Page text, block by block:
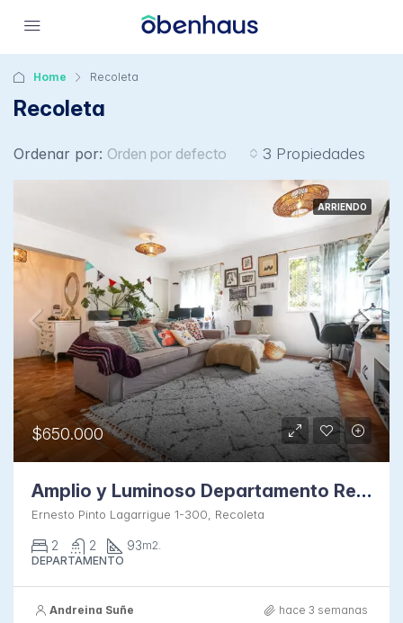
Home Recoleta
Recoleta
3 Propiedades
Ordenar por: Orden por defecto
ARRIENDO
$650.000
Amplio y Luminoso Departamento Remodelado en Bellavista
Ernesto Pinto Lagarrigue 1-300, Recoleta
2 2 93m2.
DEPARTAMENTO
Andreina Suñe hace 3 semanas